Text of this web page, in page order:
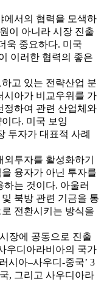
서의 협력을 모색하
이 아니라 시장 진출
욱 중요하다. 미국
이러한 협력의 좋은
고 있는 전략산업 분
시아가 비교우위를 가
정하여 관련 산업체와
다. 미국 보잉
투자가 대표적 사례
투자를 활성화하기
융자가 아닌 투자를
는 것이다. 아울러
북방 관련 기금을 통
전환시키는 방식을
장에 공동으로 진출
우디아라비아의 국가
시아–사우디-중국’ 3
, 그리고 사우디아라